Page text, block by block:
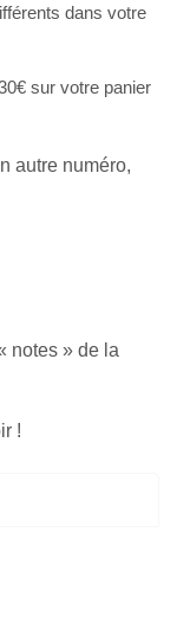
dans votre
sur votre panier
autre numéro,
notes » de la
!